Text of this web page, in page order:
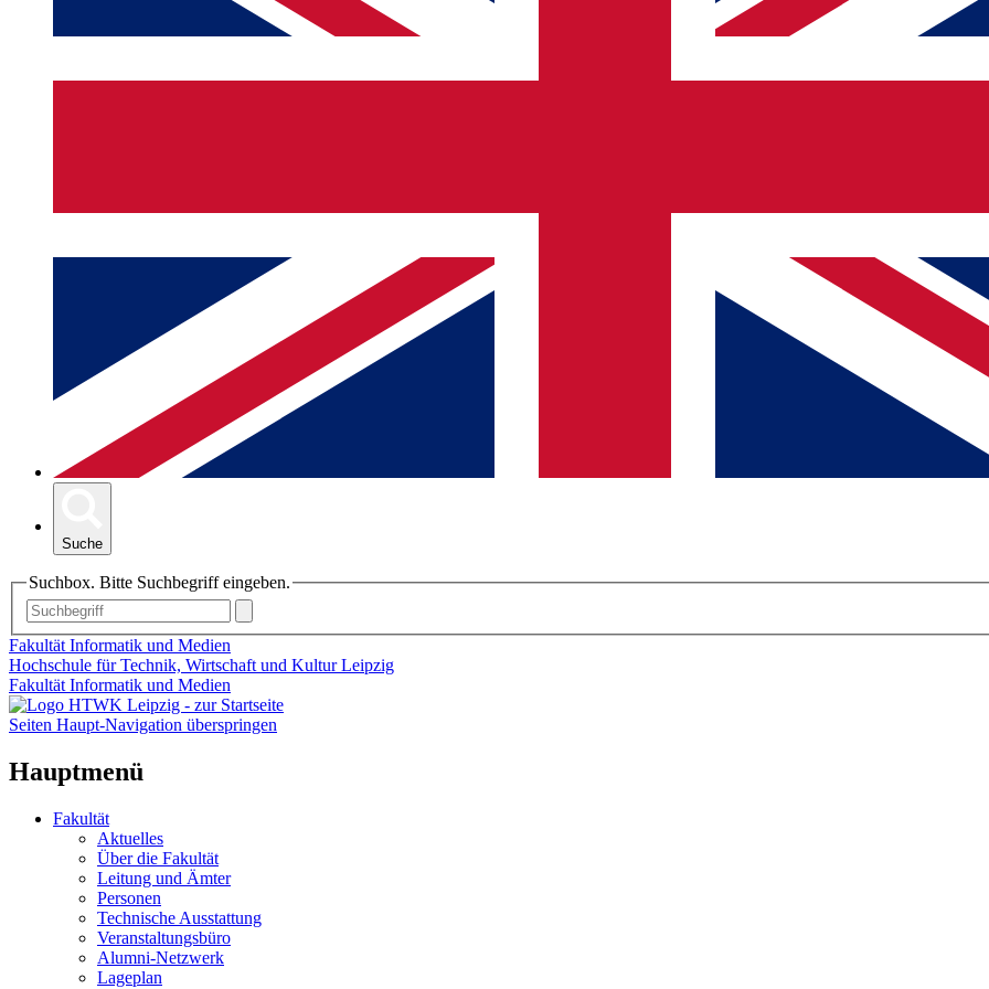
Suche
Suchbox. Bitte Suchbegriff eingeben.
Fakultät Informatik und Medien
Hochschule für Technik, Wirtschaft und Kultur Leipzig
Fakultät Informatik und Medien
Seiten Haupt-Navigation überspringen
Hauptmenü
Fakultät
Aktuelles
Über die Fakultät
Leitung und Ämter
Personen
Technische Ausstattung
Veranstaltungsbüro
Alumni-Netzwerk
Lageplan